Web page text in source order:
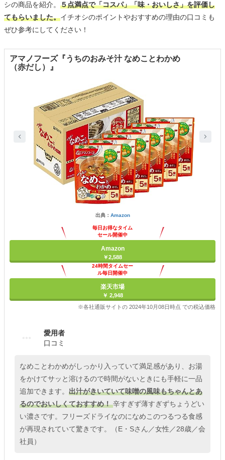
シの商品を紹介。 ５点満点で「コスパ」「味・おいしさ」を評価し
てもらいました。イチオシのポイントやおすすめの理由の口コミも
ぜひ参考にしてください！
アマノフーズ『うちのおみそ汁 なめことわかめ
（赤だし）』
出典： Amazon
毎日お得なタイム
セール開催中
Amazon
￥2,588
24時間タイムセー
ル毎日開催中
楽天市場
￥ 2,948
※各社通販サイトの 2024年10月08日時点 での税込価格
愛用者
口コミ
なめことわかめがしっかり入っていて満足感があり、お湯
をかけてサッと溶けるので時間がないときにも手軽に一品
追加できます。 出汁がきいていて味噌の風味もちゃんとあ
るのでおいしくておすすめ！辛すぎず薄すぎずちょうどい
い濃さです。フリーズドライなのになめこのつるつる食感
が再現されていて驚きです。（E・Sさん／女性／28歳／会
社員）